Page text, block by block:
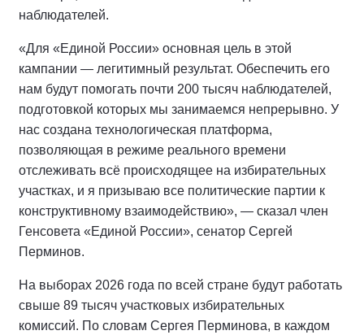
наблюдателей.
«Для «Единой России» основная цель в этой
кампании — легитимный результат. Обеспечить его
нам будут помогать почти 200 тысяч наблюдателей,
подготовкой которых мы занимаемся непрерывно. У
нас создана технологическая платформа,
позволяющая в режиме реального времени
отслеживать всё происходящее на избирательных
участках, и я призываю все политические партии к
конструктивному взаимодействию», — сказал член
Генсовета «Единой России», сенатор Сергей
Перминов.
На выборах 2026 года по всей стране будут работать
свыше 89 тысяч участковых избирательных
комиссий. По словам Сергея Перминова, в каждом